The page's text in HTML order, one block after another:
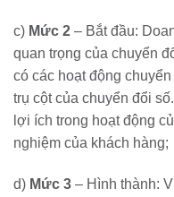
c) Mức 2 – Bắt đầu:
quan trọng của chuyển
có các hoạt động
trụ cột của chuyển đổi
lợi ích trong hoạt động
nghiệm của khách hàng;
d) Mức 3 – Hình thành: